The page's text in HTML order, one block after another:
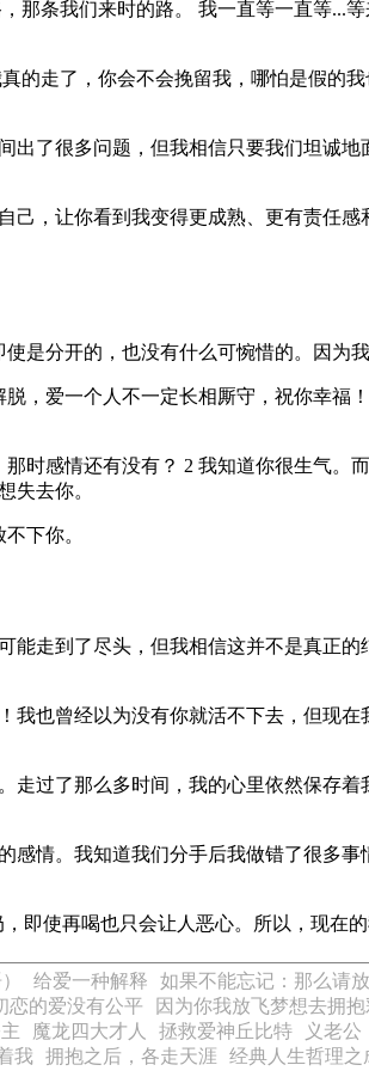
那条我们来时的路。 我一直等一直等...
的走了，你会不会挽留我，哪怕是假的
出了很多问题，但我相信只要我们坦诚
己，让你看到我变得更成熟、更有责任
是分开的，也没有什么可惋惜的。因为
，爱一个人不一定长相厮守，祝你幸福
时感情还有没有？ 2 我知道你很生气
失去你。
下你。
能走到了尽头，但我相信这并不是真正
我也曾经以为没有你就活不下去，但现
走过了那么多时间，我的心里依然保存
感情。我知道我们分手后我做错了很多
即使再喝也只会让人恶心。所以，现在
给爱一种解释 如果不能忘记：那么请
恋的爱没有公平 因为你我放飞梦想去拥抱
魔龙四大才人 拯救爱神丘比特 义老
我 拥抱之后，各走天涯 经典人生哲理之